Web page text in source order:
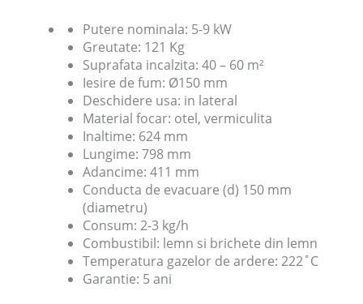
Putere nominala: 5-9 kW
Greutate: 121 Kg
Suprafata incalzita: 40 – 60 m²
Iesire de fum: Ø150 mm
Deschidere usa: in lateral
Material focar: otel, vermiculita
Inaltime: 624 mm
Lungime: 798 mm
Adancime: 411 mm
Conducta de evacuare (d) 150 mm
(diametru)
Consum: 2-3 kg/h
Combustibil: lemn si brichete din lemn
Temperatura gazelor de ardere: 222˚C
Garantie: 5 ani